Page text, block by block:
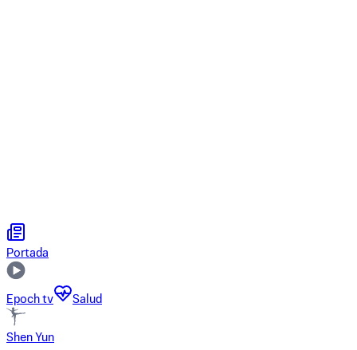
Portada
Epoch tv Salud
Shen Yun